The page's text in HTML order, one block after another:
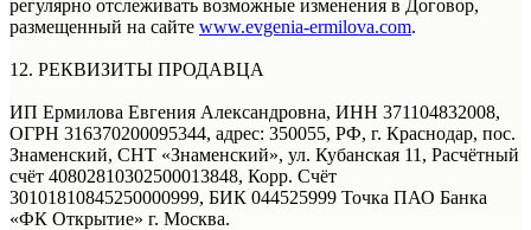
регулярно отслеживать возможные изменения в Договор,
размещенный на сайте www.evgenia-ermilova.com.
12. РЕКВИЗИТЫ ПРОДАВЦА
ИП Ермилова Евгения Александровна, ИНН 371104832008,
ОГРН 316370200095344, адрес: 350055, РФ, г. Краснодар, пос.
Знаменский, СНТ «Знаменский», ул. Кубанская 11, Расчётный
счёт 40802810302500013848, Корр. Счёт
30101810845250000999, БИК 044525999 Точка ПАО Банка
«ФК Открытие» г. Москва.